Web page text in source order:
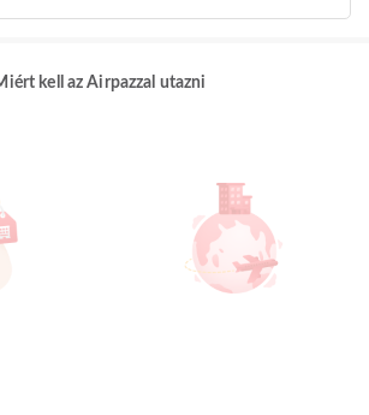
kell az Airpazzal utazni